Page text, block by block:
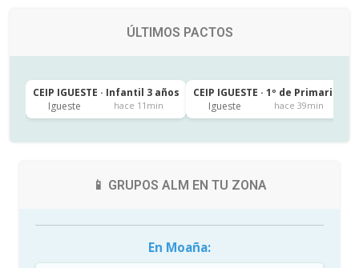
ÚLTIMOS PACTOS
CEIP IGUESTE · Infantil 3 años
Igueste
hace 11min
CEIP IGUESTE · 1º de Primaria
Igueste
hace 39min
📱 GRUPOS ALM EN TU ZONA
En Moaña: